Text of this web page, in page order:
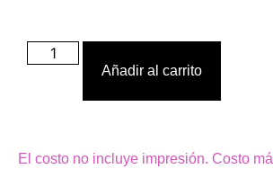
Añadir al carrito
El costo no incluye impresión. Costo